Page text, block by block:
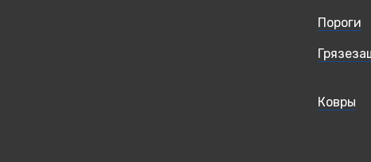
Пороги
Ковры